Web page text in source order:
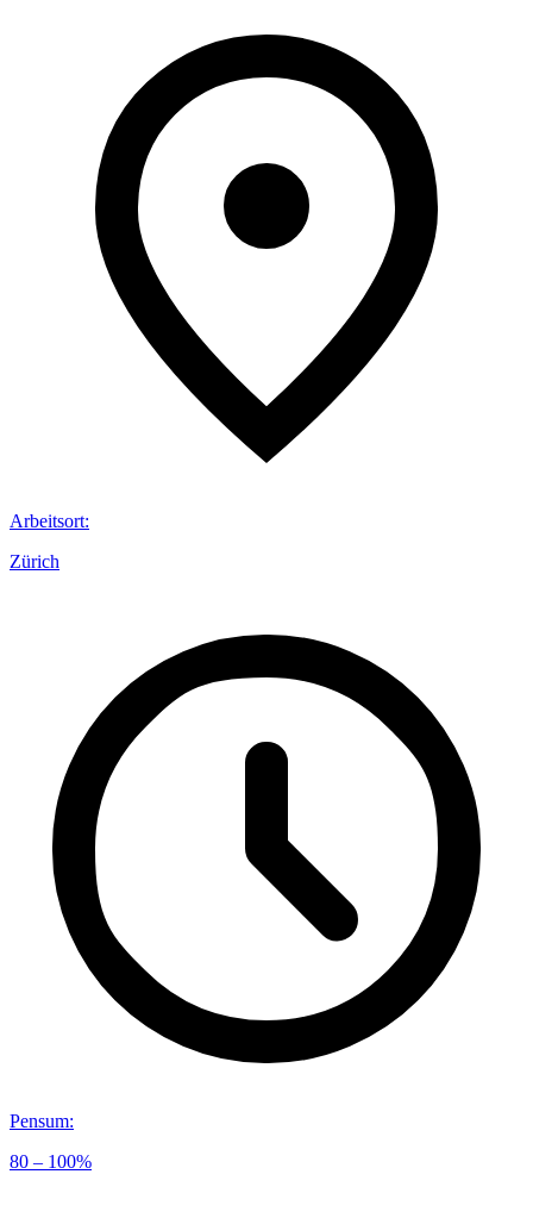
Arbeitsort:
Zürich
Pensum:
80 – 100%